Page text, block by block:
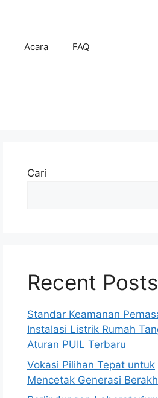
Acara FAQ
Cari
Recent Posts
Standar Keamanan
Instalasi Listrik Rumah
Aturan PUIL Terbaru
Vokasi Pilihan Tepat untuk
Mencetak Generasi